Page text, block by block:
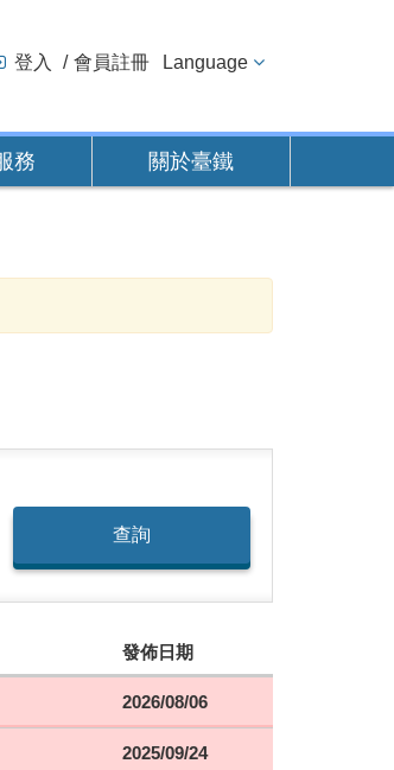
登入 會員註冊 Language
務 關於臺鐵
查詢
發佈日期
2026/08/06
2025/09/24